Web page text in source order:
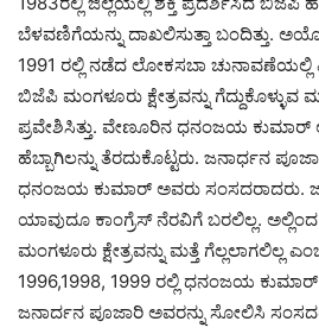
ಬೆಳವಣಿಗೆಯನ್ನು ದಾಖಲಿಸುತ್ತಾ ಬಂದಿತ್ತು.
1991 ರಲ್ಲಿ ನಡೆದ ಲೋಕಸಬಾ ಚುನಾವಣೆಯಲ್ಲಿ
ಬಿಜೆಪಿ ಮಂಗಳೂರು ಕ್ಷೇತ್ರವನ್ನು
ಪ್ರವೇಶಿಸಿತ್ತು. ವೇಣೂರಿನ ಧನಂಜಯ ಕುಮಾರ್
ಹೆಬ್ಬಾಗಿಲನ್ನು ತೆರದುಕೊಟ್ಟರು. ಜನಾರ್ಧನ
ಧನಂಜಯ ಕುಮಾರ್ ಅವರು ಸಂಸದರಾದರು.
ಯಾವುದೂ ಕಾಂಗ್ರೆಸ್ ನೆರವಿಗೆ ಬರಲಿಲ್ಲ. ಅಲ್ಲಿಂದ
ಮಂಗಳೂರು ಕ್ಷೇತ್ರವನ್ನು ಮತ್ತೆ ಗೆಲ್ಲಲಾಗಲಿಲ್ಲ
1996,1998, 1999 ರಲ್ಲಿ ಧನಂಜಯ
ಜನಾರ್ದನ ಪೂಜಾರಿ ಅವರನ್ನು ಸೋಲಿಸಿ